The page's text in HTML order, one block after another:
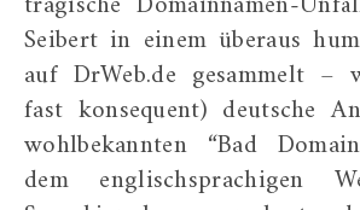
Seibert in einem überaus
auf DrWeb.de gesammelt –
fast konsequent) deutsche
wohlbekannten “Bad
dem englischsprachigen